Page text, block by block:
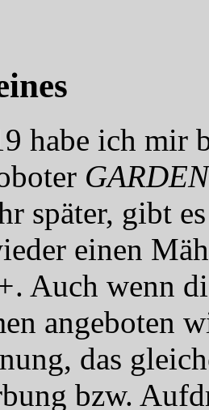
habe ich mir
später, gibt
einen
. Auch wenn
angeboten
das
bzw.